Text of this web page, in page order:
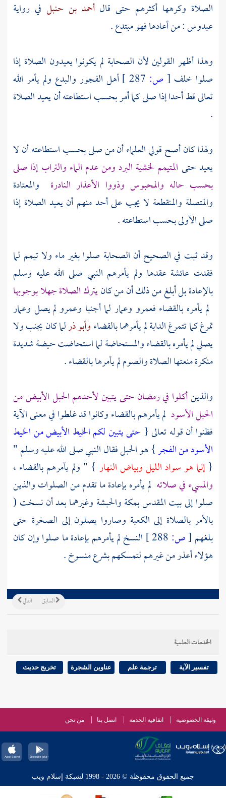
الصلاة وكرهها أكثرهم حتى قالأحمد بن حنبل في رواية
عبدوس: من أعادها فهو مبتدع .
وهذا أظهر القولين لأن الصحابة لم يكونوا يعيدون الصلاة إذا
صلوا خلف [ ص:
أهل الفجور والبدع ولم يأمر الله
تعالى قط أحدا إذا صلى كما أمر بحسب استطاعته أن يعيد الصلاة
.
ولهذا كان أصح قولي العلماء أن من صلى بحسب استطاعته أن لا
يعيد حتى المتيمم لخشية البرد ومن عدم الماء والتراب إذا صلى
بحسب حاله والمحبوس وذووا الأعذار النادرة
والمعتادة
والمتصلة والمنقطعة لا يجب على أحد منهم أن يعيد الصلاة إذا
صلى الأولى بحسب استطاعته .
وقد ثبت في الصحيح أن الصحابة صلوا بغير ماء ولا تيمم لما
فقدت عائشةعقدها ولم يأمرهم النبي صلى الله عليه وسلم
بالإعادة بل أبلغ من ذلك أن من كانيترك الصلاة جهلا بوجوبها
لم يأمره بالقضاء فعمرو وعمار لما أجنبا وعمرولم يصل وعمار
تمرغ كما تتمرغ الدابة لم يأمرهما بالقضاءوأبو ذرلما كان يجنب ولا
يصلي لم يأمره بالقضاء والمستحاضة لما استحاضت حيضة شديدة
منكرة منعتها الصلاة والصوم لم يأمرها بالقضاء .
والذينأكلوا في رمضان حتى يتبين لأحدهم الحبل الأبيض من
الحبل الأسود لم يأمرهم بالقضاء وكانوا قد غلطوا في معنى الآية
فظنوا أن قوله تعالى { حتى يتبين لكم الخيط الأبيض من الخيط
الأسود من الفجر} هو الحبل فقال النبي صلى الله عليه وسلم "
{إنما هو سواد الليل وبياض النهار } " ولم يأمرهم بالقضاء ،
والمسيء في صلاته لم يأمره بإعادة ما تقدم من الصلوات والذين
صلوا إلىبيت المقدسبمكةوالحبشة وغيرهما بعد أن نسخت (
بالأمر بالصلاة إلى الكعبة وصاروا يصلون إلى الصخرة حتى
بلغهم [ص:
النسخ لم يأمرهم بإعادة ما صلوا وإن كان
هؤلاء أعذر من غيرهم لتمسكهم بشرع منسوخ .
التالي السابق
الخدمات العلمية
تفسير الآية ترجمة علم عناوين الشجرة تخريج حديث
وثيقة الخصوصية اتفاقية الخدمة اتصل بنا من نحن
جميع الحقوق محفوظة © 2026 - 1998 لشبكة إسلام ويب